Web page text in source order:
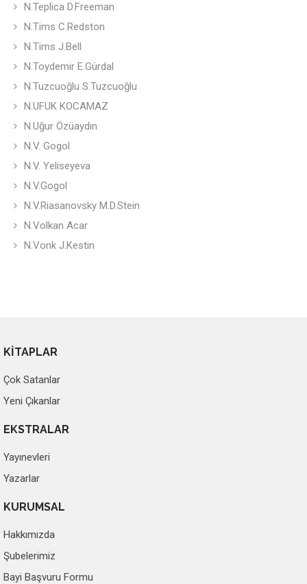
N.Teplica D.Freeman
N.Tims C.Redston
N.Tims J.Bell
N.Toydemir E.Gürdal
N.Tuzcuoğlu S.Tuzcuoğlu
N.UFUK KOCAMAZ
N.Uğur Özüaydın
N.V. Gogol
N.V. Yeliseyeva
N.V.Gogol
N.V.Riasanovsky M.D.Stein
N.Volkan Acar
N.Vonk J.Kestin
KİTAPLAR
Çok Satanlar
Yeni Çıkanlar
EKSTRALAR
Yayınevleri
Yazarlar
KURUMSAL
Hakkımızda
Şubelerimiz
Bayi Başvuru Formu